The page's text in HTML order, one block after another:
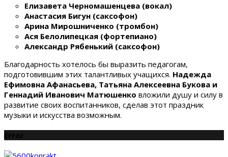
Елизавета Черномашенцева (вокал)
Анастасия Бигун (саксофон)
Арина Мирошниченко (тромбон)
Ася Белолипецкая (фортепиано)
Александр Рябенький (саксофон)
Благодарность хотелось бы выразить педагогам,
подготовившим этих талантливых учащихся. Надежда
Ефимовна Афанасьева, Татьяна Алексеевна Букова и
Геннадий Иванович Матюшенко вложили душу и силу в
развитие своих воспитанников, сделав этот праздник
музыки и искусства возможным.
Error